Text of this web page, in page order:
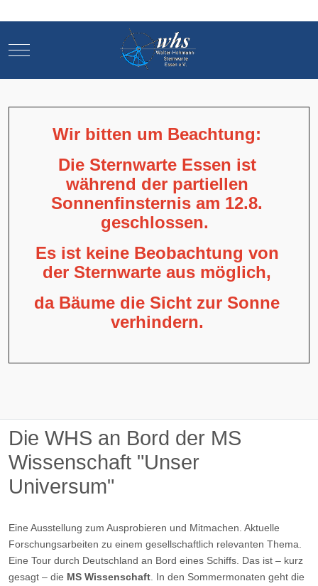
Mobile Menu Toggle
Wir bitten um Beachtung:
Die Sternwarte Essen ist
während der partiellen
Sonnenfinsternis am 12.8.
geschlossen.
Es ist keine Beobachtung von
der Sternwarte aus möglich,
da Bäume die Sicht zur Sonne
verhindern.
Die WHS an Bord der MS
Wissenschaft "Unser
Universum"
Eine Ausstellung zum Ausprobieren und Mitmachen. Aktuelle
Forschungsarbeiten zu einem gesellschaftlich relevanten Thema.
Eine Tour durch Deutschland an Bord eines Schiffs. Das ist – kurz
gesagt – die MS Wissenschaft . In den Sommermonaten geht die